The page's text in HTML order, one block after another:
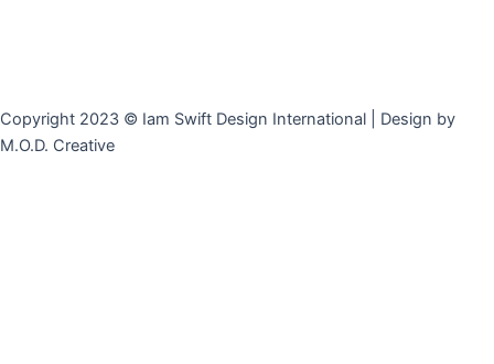
Copyright 2023 © Iam Swift Design International | Design by
M.O.D. Creative